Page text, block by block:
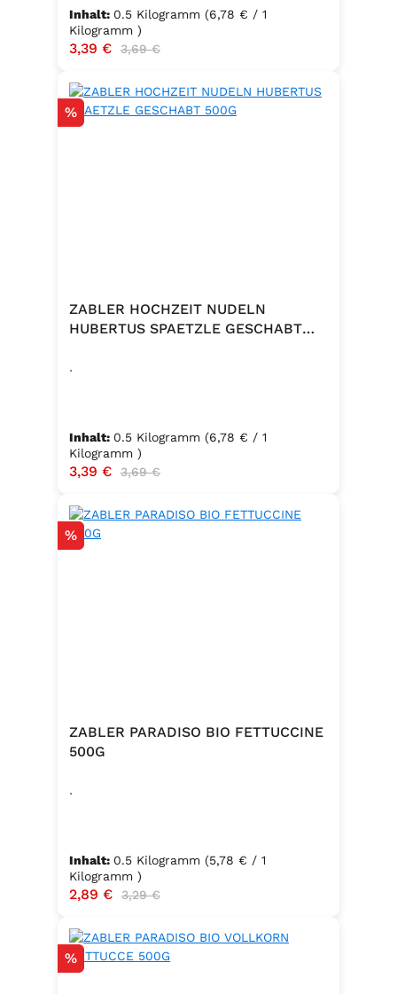
Hartweizengrieß, frische Eier
(Güteklasse A), Trinkwasser ✅
Hergestellt in Baden – Qualität seit
Inhalt: 0.5 Kilogramm (6,78 € / 1
Kilogramm )
Verkaufspreis:
3,39 € Regulärer Preis:
3,69 €
Rabatt
%
ZABLER HOCHZEIT NUDELN
HUBERTUS SPAETZLE GESCHABT
.
Inhalt: 0.5 Kilogramm (6,78 € / 1
Kilogramm )
Verkaufspreis:
3,39 € Regulärer Preis:
3,69 €
Rabatt
%
ZABLER PARADISO BIO FETTUCCINE
500G
.
Inhalt: 0.5 Kilogramm (5,78 € / 1
Kilogramm )
Verkaufspreis:
2,89 € Regulärer Preis:
3,29 €
Rabatt
%